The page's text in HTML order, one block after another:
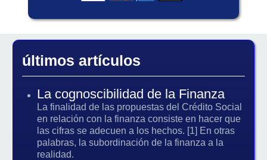
últimos artículos
La cognoscibilidad de la Finanza
La finalidad de las propuestas del Crédito Social
en relación con la finanza consiste en hacer que
las cifras se adecuen a los hechos. [1] En otras
palabras, la subordinación de la finanza a la
realidad.